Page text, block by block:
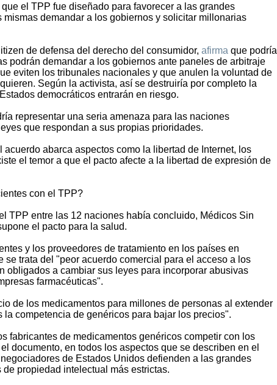
que el TPP fue diseñado para favorecer a las grandes
mismas demandar a los gobiernos y solicitar millonarias
de defensa del derecho del consumidor, afirma que podría
podrán demandar a los gobiernos ante paneles de arbitraje
eviten los tribunales nacionales y que anulen la voluntad de
Según la activista, así se destruiría por completo la
democráticos entrarán en riesgo.
representar una seria amenaza para las naciones
que respondan a sus propias prioridades.
abarca aspectos como la libertad de Internet, los
el temor a que el pacto afecte a la libertad de expresión de
con el TPP?
TPP entre las 12 naciones había concluido, Médicos Sin
el pacto para la salud.
y los proveedores de tratamiento en los países en
trata del "peor acuerdo comercial para el acceso a los
obligados a cambiar sus leyes para incorporar abusivas
farmacéuticas".
de los medicamentos para millones de personas al extender
competencia de genéricos para bajar los precios".
fabricantes de medicamentos genéricos competir con los
documento, en todos los aspectos que se describen en el
de Estados Unidos defienden a las grandes
propiedad intelectual más estrictas.